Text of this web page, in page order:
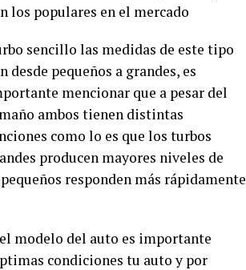
los populares en el mercado
sencillo las medidas de este tipo
desde pequeños a grandes, es
mencionar que a pesar del
ambos tienen distintas
como lo es que los turbos
producen mayores niveles de
responden más rápidamente
modelo del auto es importante
condiciones tu auto y por